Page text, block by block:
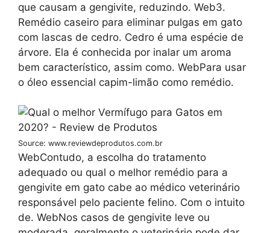
que causam a gengivite, reduzindo. Web3.
Remédio caseiro para eliminar pulgas em gato
com lascas de cedro. Cedro é uma espécie de
árvore. Ela é conhecida por inalar um aroma
bem característico, assim como. WebPara usar
o óleo essencial capim-limão como remédio.
Source: www.reviewdeprodutos.com.br
WebContudo, a escolha do tratamento
adequado ou qual o melhor remédio para a
gengivite em gato cabe ao médico veterinário
responsável pelo paciente felino. Com o intuito
de. WebNos casos de gengivite leve ou